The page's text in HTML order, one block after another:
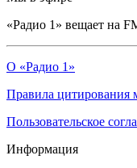
«Радио 1» вещает на
О «Радио 1»
Правила цитирования
Пользовательское
Информация